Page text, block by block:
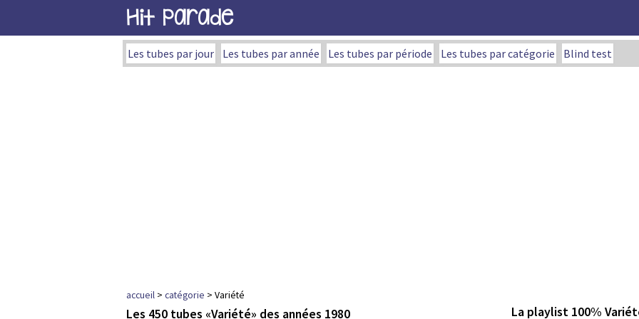
Hit Parade
Les tubes par jour Les tubes par année Les tubes par période Les tubes par catégorie Blind test
accueil > catégorie > Variété
La playlist 100%
Les 450 tubes «Variété» des années 1980